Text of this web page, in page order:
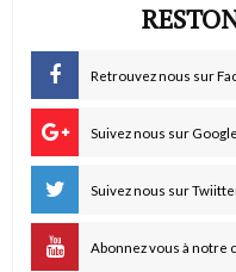
Retrouvez nous sur
Suivez nous sur
Suivez nous sur
Abonnez vous à notre